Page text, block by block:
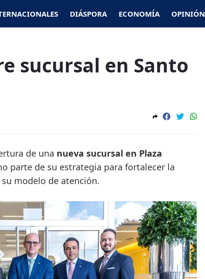
DIÁSPORA ECONOMÍA OPINIÓN
sucursal en Santo
de una nueva sucursal en Plaza
parte de su estrategia para fortalecer la
modelo de atención.